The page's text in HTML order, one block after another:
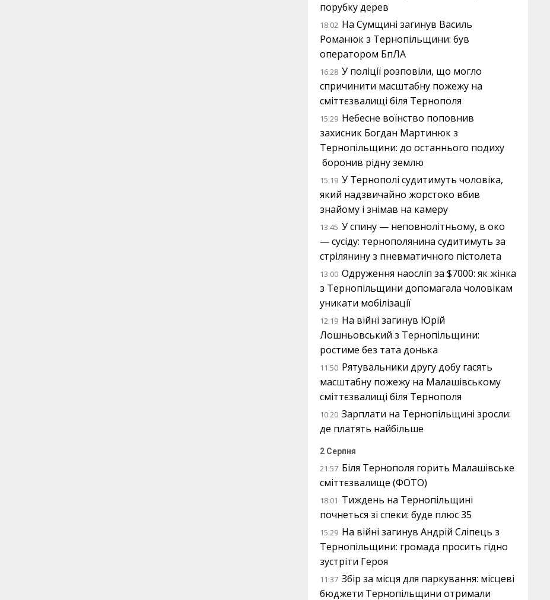
порубку дерев
18:02 На Сумщині загинув Василь
Романюк з Тернопільщини: був
оператором БпЛА
16:28 У поліції розповіли, що могло
спричинити масштабну пожежу на
сміттєзвалищі біля Тернополя
15:29 Небесне воїнство поповнив
захисник Богдан Мартинюк з
Тернопільщини: до останнього подиху
боронив рідну землю
15:19 У Тернополі судитимуть чоловіка,
який надзвичайно жорстоко вбив
знайому і знімав на камеру
13:45 У спину — неповнолітньому, в око
— сусіду: тернополянина судитимуть за
стрілянину з пневматичного пістолета
13:00 Одруження наосліп за $7000: як жінка
з Тернопільщини допомагала чоловікам
уникати мобілізації
12:19 На війні загинув Юрій
Лошньовський з Тернопільщини:
ростиме без тата донька
11:50 Рятувальники другу добу гасять
масштабну пожежу на Малашівському
сміттєзвалищі біля Тернополя
10:20 Зарплати на Тернопільщині зросли:
де платять найбільше
2 Серпня
21:57 Біля Тернополя горить Малашівське
сміттєзвалище (ФОТО)
18:01 Тиждень на Тернопільщині
почнеться зі спеки: буде плюс 35
15:29 На війні загинув Андрій Сліпець з
Тернопільщини: громада просить гідно
зустріти Героя
11:37 Збір за місця для паркування: місцеві
бюджети Тернопільщини отримали